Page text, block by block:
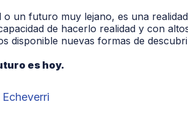
un futuro muy lejano, es una
de hacerlo realidad y con
disponible nuevas formas de
es hoy.